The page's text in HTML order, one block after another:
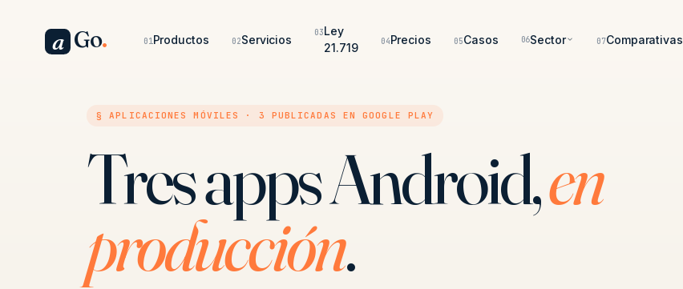
a Go. 01 Productos 02Servicios 03Ley
21.719
04Precios 05Casos 06Sector 07Comparativas
§ APLICACIONES MÓVILES · 3 PUBLICADAS EN GOOGLE PLAY
Tres apps Android,en
producción.